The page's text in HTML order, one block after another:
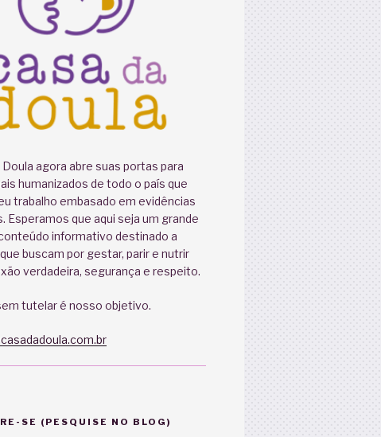
Doula agora abre suas portas para
humanizados de todo o país que
trabalho embasado em evidências
Esperamos que aqui seja um grande
informativo destinado a
buscam por gestar, parir e nutrir
verdadeira, segurança e respeito.
tutelar é nosso objetivo.
SE (PESQUISE NO BLOG)